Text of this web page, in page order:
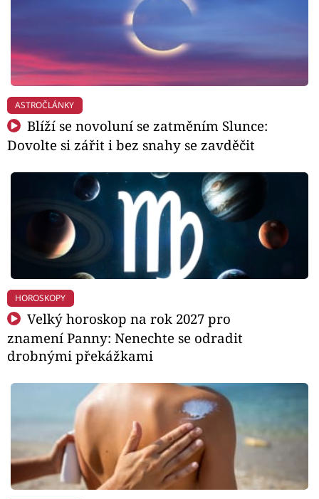
ASTROČLÁNKY
Blíží se novoluní se zatměním Slunce:
Dovolte si zářit i bez snahy se zavděčit
HOROSKOPY
Velký horoskop na rok 2027 pro
znamení Panny: Nenechte se odradit
drobnými překážkami